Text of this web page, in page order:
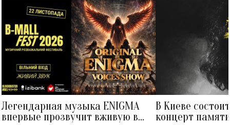
Легендарная музыка ENIGMA
впервые прозвучит вживую в
В Киеве
концерт